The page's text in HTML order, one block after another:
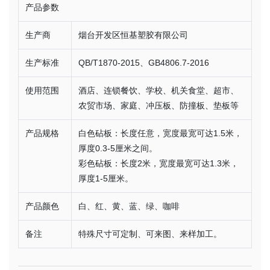
产品参数
生产商 烟台开发区恒基塑胶有限公司
生产标准 QB/T1870-2015、GB4806.7-2016
使用范围
酒店、连锁餐饮、学校、机关食堂、超市、
农贸市场、家庭、冲压板、防撞板、垫板等
产品规格
白色砧板：长度任意，宽度最宽可达1.5米，
厚度0.3-5厘米之间。
彩色砧板：长度2米，宽度最宽可达1.3米，
厚度1-5厘米。
产品颜色 白、红、黄、蓝、绿、咖啡
备注 特殊尺寸可定制、可来图、来样加工。